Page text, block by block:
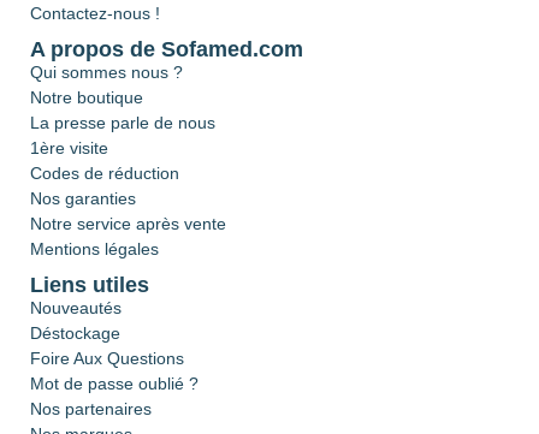
Contactez-nous !
A propos de Sofamed.com
Qui sommes nous ?
Notre boutique
La presse parle de nous
1ère visite
Codes de réduction
Nos garanties
Notre service après vente
Mentions légales
Liens utiles
Nouveautés
Déstockage
Foire Aux Questions
Mot de passe oublié ?
Nos partenaires